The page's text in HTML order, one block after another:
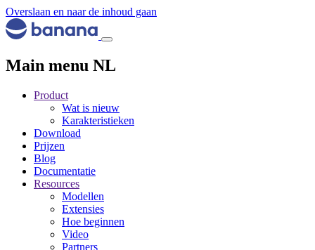
Overslaan en naar de inhoud gaan
Main menu NL
Product
Wat is nieuw
Karakteristieken
Download
Prijzen
Blog
Documentatie
Resources
Modellen
Extensies
Hoe beginnen
Video
Partners